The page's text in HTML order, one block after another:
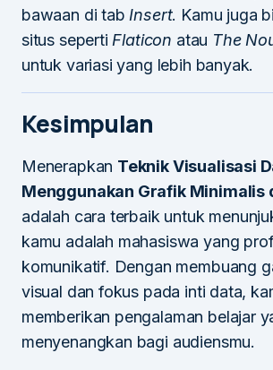
bawaan di tab Insert. Kamu juga
situs seperti Flaticon atau The
untuk variasi yang lebih banyak.
Kesimpulan
Menerapkan Teknik Visualisasi
Menggunakan Grafik Minimalis
adalah cara terbaik untuk
kamu adalah mahasiswa yang
komunikatif. Dengan membuang
visual dan fokus pada inti data,
memberikan pengalaman belajar
menyenangkan bagi audiensmu.